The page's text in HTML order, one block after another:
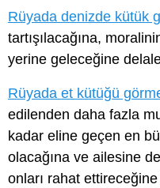
Rüyada denizde kütük
tartışılacağına,
yerine geleceğine
Rüyada et kütüğü
edilenden daha fazla
kadar eline geçen en
olacağına ve ailesine
onları rahat